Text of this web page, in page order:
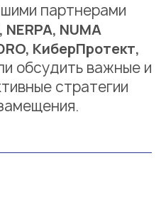
партнерами
NERPA, NUMA
КиберПротект,
обсудить важные и
стратегии